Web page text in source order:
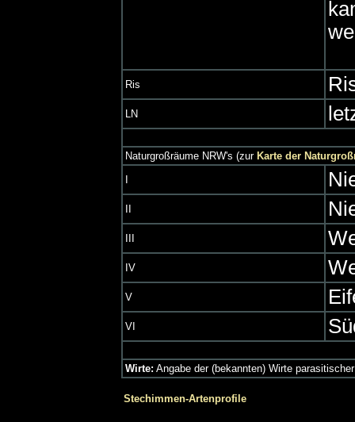
Ris
LN
Naturgroßräume NRW's (zur Karte der
IV
V
VI
Wirte: Angabe der (bekannten) Wirte
Stechimmen-Artenprofile